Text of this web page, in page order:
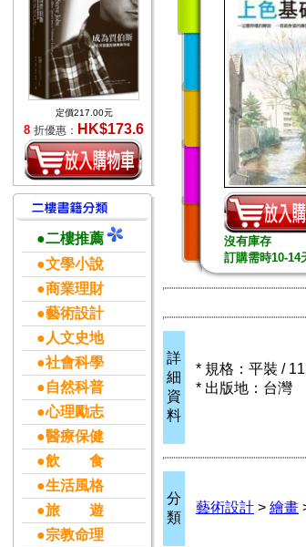
定價217.00元
8 折優惠： HK$173.6
●二樓推薦
●文學小說
●商業理財
●藝術設計
●人文史地
●社會科學
●自然科普
●心理勵志
●醫療保健
●飲 食
●生活風格
●旅 遊
●宗教命理
沒有庫存
訂購需時10-14
詳
細
資
料
* 規格：平裝 /
* 出版地：台灣
分
類
藝術設計 > 繪畫